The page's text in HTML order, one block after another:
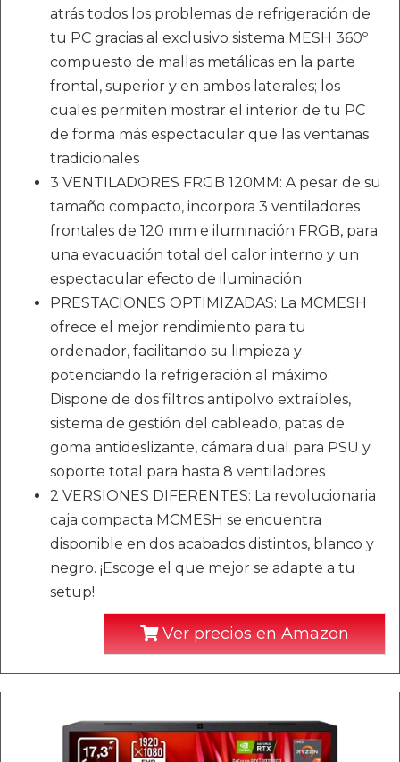
atrás todos los problemas de refrigeración de
tu PC gracias al exclusivo sistema MESH 360º
compuesto de mallas metálicas en la parte
frontal, superior y en ambos laterales; los
cuales permiten mostrar el interior de tu PC
de forma más espectacular que las ventanas
tradicionales
3 VENTILADORES FRGB 120MM: A pesar de su
tamaño compacto, incorpora 3 ventiladores
frontales de 120 mm e iluminación FRGB, para
una evacuación total del calor interno y un
espectacular efecto de iluminación
PRESTACIONES OPTIMIZADAS: La MCMESH
ofrece el mejor rendimiento para tu
ordenador, facilitando su limpieza y
potenciando la refrigeración al máximo;
Dispone de dos filtros antipolvo extraíbles,
sistema de gestión del cableado, patas de
goma antideslizante, cámara dual para PSU y
soporte total para hasta 8 ventiladores
2 VERSIONES DIFERENTES: La revolucionaria
caja compacta MCMESH se encuentra
disponible en dos acabados distintos, blanco y
negro. ¡Escoge el que mejor se adapte a tu
setup!
Ver precios en Amazon